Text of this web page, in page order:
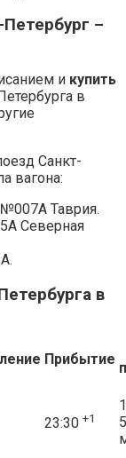
–
и купить
в
Санкт-
вагона:
Таврия.
Северная
в
Прибытие
23:30 +1